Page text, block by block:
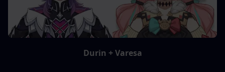
Durin + Varesa